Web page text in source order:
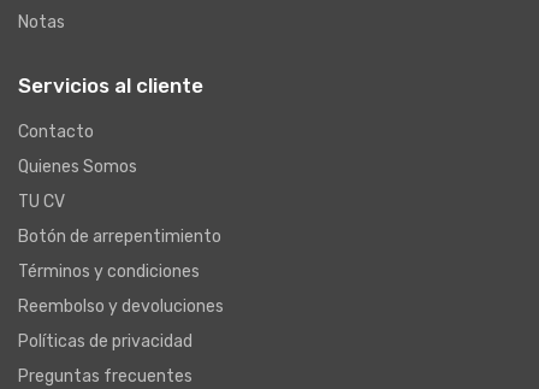
Notas
Servicios al cliente
Contacto
Quienes Somos
TU CV
Botón de arrepentimiento
Términos y condiciones
Reembolso y devoluciones
Políticas de privacidad
Preguntas frecuentes